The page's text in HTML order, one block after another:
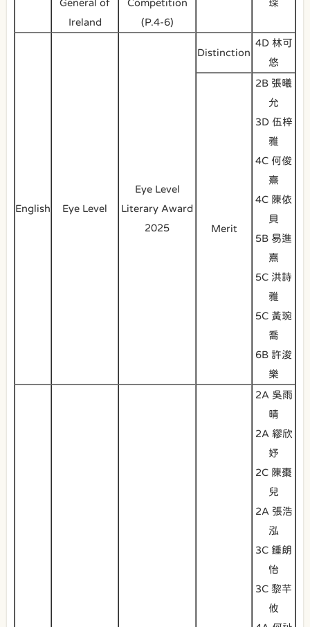
General of
Ireland
Competition
(P.4-6)
琛
English Eye Level
Eye Level
Literary Award
2025
Distinction
4D 林可
悠
Merit
2B 張曦
允
3D 伍梓
雅
4C 何俊
熹
4C 陳依
貝
5B 易進
熹
5C 洪詩
雅
5C 黃琬
喬
6B 許浚
樂
2A 吳雨
晴
2A 繆欣
妤
2C 陳棗
兒
2A 張浩
泓
3C 鍾朗
怡
3C 黎芊
攸